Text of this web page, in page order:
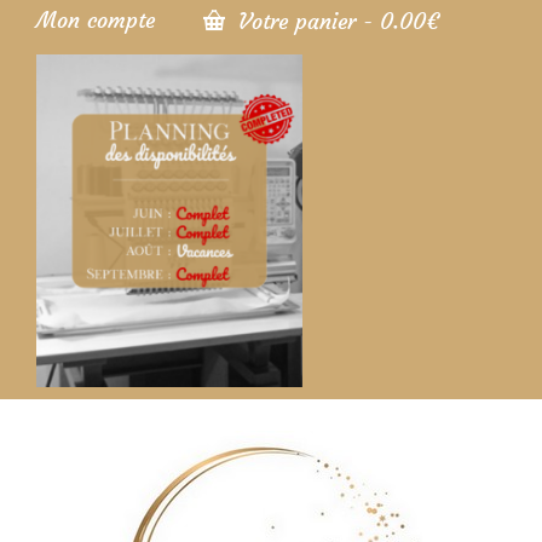
Mon compte Votre panier - 0.00€